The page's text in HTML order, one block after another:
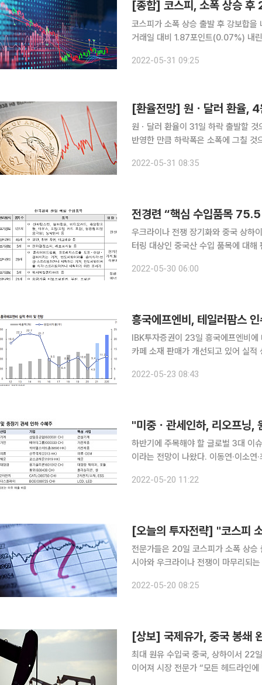
코스피가 소폭 상승 출발 후 강보합을 나타내고 있다. 31일 오전 9시
거래일 대비 1.87포인트(0.07%) 내린 2667.79에 거
모리얼 데이(현충일)를 맞아 휴장했다
2022-05-31 09:25
[환율전망] 원ㆍ달러 환율,
원ㆍ달러 환율이 31일 하락 출발할
반영한 만큼 하락폭은 소폭에 그칠 것으로 내다봤다. 서상영 미래에셋
2022-05-31 08:35
전경련 “핵심 수입품목
우크라이나 전쟁 장기화와 중국 상하
터링 대상인 중국산 수입 품목에 대해 편
및 시사점’ 보고서를 통해 한국의 주
2022-05-30 06:00
IBK투자증권이 23일 흥국에프엔비
카페 소재 판매가 개선되고 있어 실
원으로 지난해 같은 기간보다 각각
2022-05-23 08:43
하반기에 주목해야 할 글로벌 3대 이
이라는 전망이 나왔다. 이동연·이소연·최보원·김시청 한국투자증권 연구원은 '하반기 글로벌 증시 전
중 관세가 인하될 가능성을 제기했다.
2022-05-20 11:22
[오늘의 투자전략] "코스피
전문가들은 20일 코스피가 소폭 상승
시아와 우크라이나 전쟁이 마무리되는 모양새를 보이면서
부각되자 달러/원 환율이 큰 폭으로
2022-05-20 08:25
최대 원유 수입국 중국, 상하이서 22
이어져 시장 전문가 “모든 헤드라인에 반응, 시장 불안정” 국제